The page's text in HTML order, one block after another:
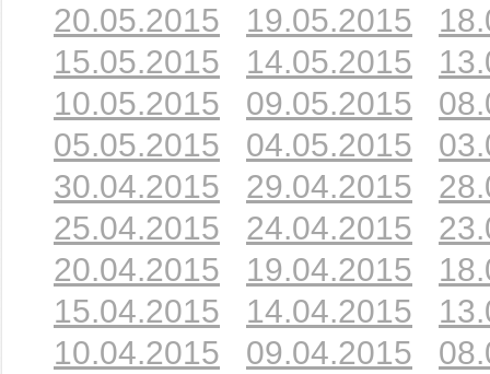
20.05.2015
19.05.2015
15.05.2015
14.05.2015
10.05.2015
09.05.2015
05.05.2015
04.05.2015
30.04.2015
29.04.2015
25.04.2015
24.04.2015
20.04.2015
19.04.2015
15.04.2015
14.04.2015
10.04.2015
09.04.2015